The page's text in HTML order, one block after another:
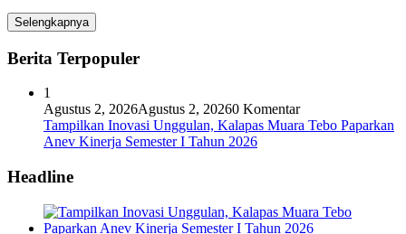
Selengkapnya
Berita Terpopuler
1
Agustus 2, 2026Agustus 2, 20260 Komentar
Tampilkan Inovasi Unggulan, Kalapas Muara Tebo Paparkan
Anev Kinerja Semester I Tahun 2026
Headline